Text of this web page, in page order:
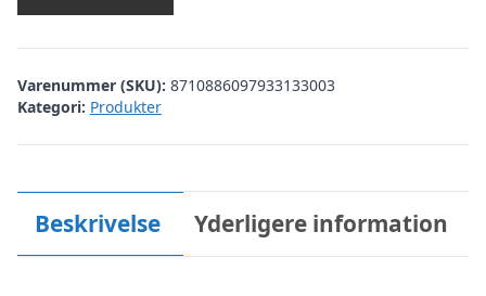
Varenummer (SKU): 8710886097933133003
Kategori: Produkter
Beskrivelse Yderligere information